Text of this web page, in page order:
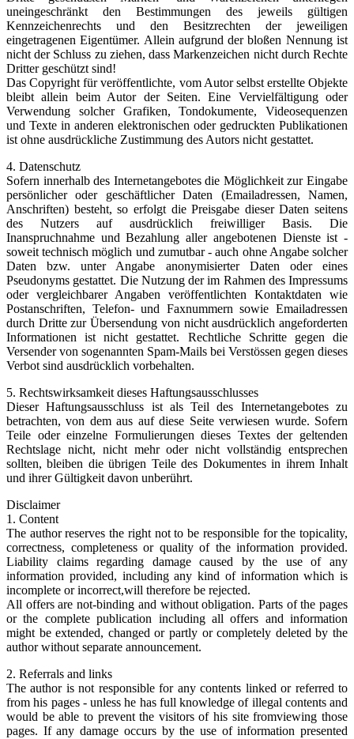
uneingeschränkt den Bestimmungen des jeweils gültigen
Kennzeichenrechts und den Besitzrechten der jeweiligen
eingetragenen Eigentümer. Allein aufgrund der bloßen Nennung ist
nicht der Schluss zu ziehen, dass Markenzeichen nicht durch Rechte
Dritter geschützt sind!
Das Copyright für veröffentlichte, vom Autor selbst erstellte Objekte
bleibt allein beim Autor der Seiten. Eine Vervielfältigung oder
Verwendung solcher Grafiken, Tondokumente, Videosequenzen
und Texte in anderen elektronischen oder gedruckten Publikationen
ist ohne ausdrückliche Zustimmung des Autors nicht gestattet.
4. Datenschutz
Sofern innerhalb des Internetangebotes die Möglichkeit zur Eingabe
persönlicher oder geschäftlicher Daten (Emailadressen, Namen,
Anschriften) besteht, so erfolgt die Preisgabe dieser Daten seitens
des Nutzers auf ausdrücklich freiwilliger Basis. Die
Inanspruchnahme und Bezahlung aller angebotenen Dienste ist -
soweit technisch möglich und zumutbar - auch ohne Angabe solcher
Daten bzw. unter Angabe anonymisierter Daten oder eines
Pseudonyms gestattet. Die Nutzung der im Rahmen des Impressums
oder vergleichbarer Angaben veröffentlichten Kontaktdaten wie
Postanschriften, Telefon- und Faxnummern sowie Emailadressen
durch Dritte zur Übersendung von nicht ausdrücklich angeforderten
Informationen ist nicht gestattet. Rechtliche Schritte gegen die
Versender von sogenannten Spam-Mails bei Verstössen gegen dieses
Verbot sind ausdrücklich vorbehalten.
5. Rechtswirksamkeit dieses Haftungsausschlusses
Dieser Haftungsausschluss ist als Teil des Internetangebotes zu
betrachten, von dem aus auf diese Seite verwiesen wurde. Sofern
Teile oder einzelne Formulierungen dieses Textes der geltenden
Rechtslage nicht, nicht mehr oder nicht vollständig entsprechen
sollten, bleiben die übrigen Teile des Dokumentes in ihrem Inhalt
und ihrer Gültigkeit davon unberührt.
Disclaimer
1. Content
The author reserves the right not to be responsible for the topicality,
correctness, completeness or quality of the information provided.
Liability claims regarding damage caused by the use of any
information provided, including any kind of information which is
incomplete or incorrect,will therefore be rejected.
All offers are not-binding and without obligation. Parts of the pages
or the complete publication including all offers and information
might be extended, changed or partly or completely deleted by the
author without separate announcement.
2. Referrals and links
The author is not responsible for any contents linked or referred to
from his pages - unless he has full knowledge of illegal contents and
would be able to prevent the visitors of his site fromviewing those
pages. If any damage occurs by the use of information presented